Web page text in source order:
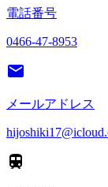
電話番号
0466-47-8953
メールアドレス